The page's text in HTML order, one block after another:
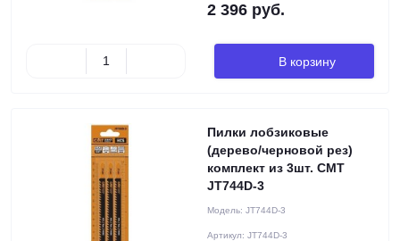
2 396 руб.
В корзину
Пилки лобзиковые
(дерево/черновой рез)
комплект из 3шт. CMT
JT744D-3
Модель: JT744D-3
Артикул: JT744D-3